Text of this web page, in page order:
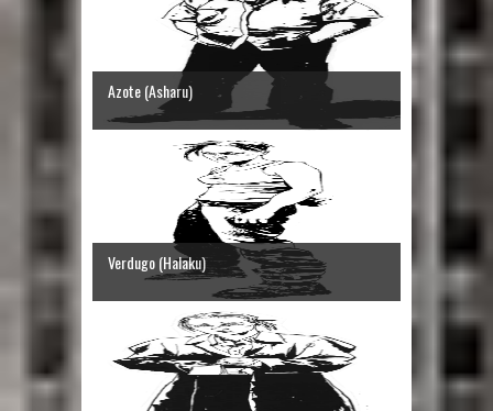
Azote (Asharu)
Verdugo (Halaku)